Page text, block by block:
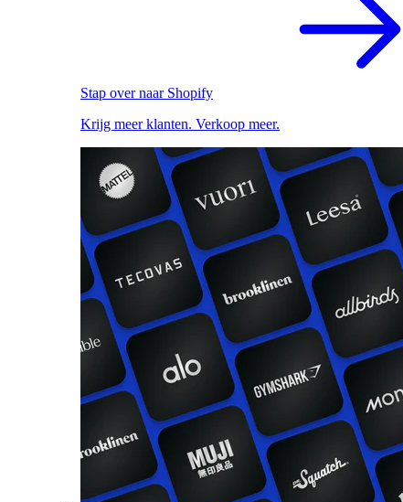
Stap over naar Shopify
Krijg meer klanten. Verkoop meer.